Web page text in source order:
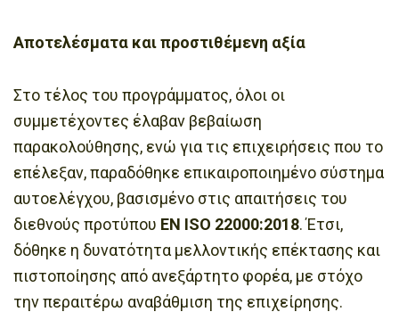
Αποτελέσματα και προστιθέμενη αξία
Στο τέλος του προγράμματος, όλοι οι
συμμετέχοντες έλαβαν βεβαίωση
παρακολούθησης, ενώ για τις επιχειρήσεις που το
επέλεξαν, παραδόθηκε επικαιροποιημένο σύστημα
αυτοελέγχου, βασισμένο στις απαιτήσεις του
διεθνούς προτύπου EN ISO 22000:2018. Έτσι,
δόθηκε η δυνατότητα μελλοντικής επέκτασης και
πιστοποίησης από ανεξάρτητο φορέα, με στόχο
την περαιτέρω αναβάθμιση της επιχείρησης.